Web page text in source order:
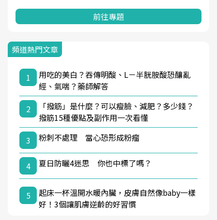
前往專題
頻道熱門文章
1
用吃的美白？吞傳明酸、L－半胱胺酸恐釀亂
經、氣喘？藥師解答
2
「撥筋」是什麼？可以瘦臉、減肥？多少錢？
撥筋15種優點及副作用一次看懂
3
粉刺不處理 當心恐形成粉瘤
4 夏日防曬4迷思 你也中標了嗎？
5
起床一杯溫開水暖內臟，皮膚自然像baby一樣
好！3個讓肌膚逆齡的好習慣